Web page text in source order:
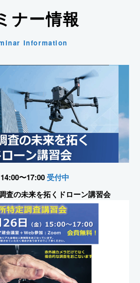
ナー情報
Information
〜17:00 受付中
査の未来を拓くドローン講習会